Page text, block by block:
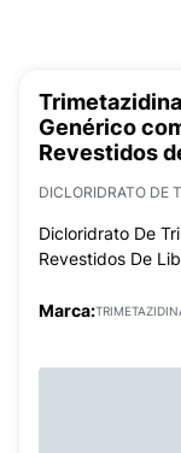
Genérico
Revestidos
DICLORIDRATO DE
Dicloridrato De
Revestidos De
Marca: